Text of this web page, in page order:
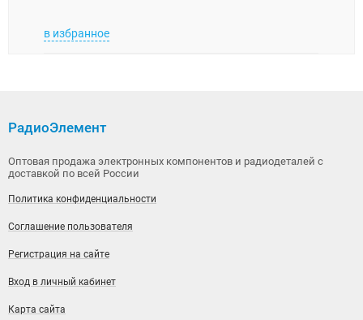
в избранное
РадиоЭлемент
Оптовая продажа электронных компонентов и радиодеталей с
доставкой по всей России
Политика конфиденциальности
Соглашение пользователя
Регистрация на сайте
Вход в личный кабинет
Карта сайта